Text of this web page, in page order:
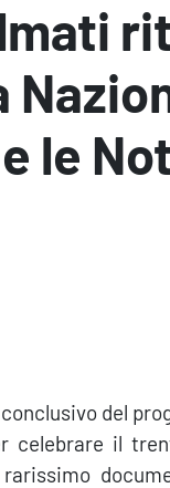
le
del
celebrare il